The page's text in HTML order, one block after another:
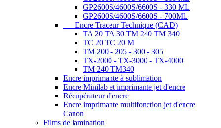
GP2600S/4600S/6600S - 330 ML
GP2600S/4600S/6600S - 700ML
Encre Traceur Technique (CAD)
TA 20 TA 30 TM 240 TM 340
TC 20 TC 20 M
TM 200 - 205 - 300 - 305
TX-2000 - TX-3000 - TX-4000
TM 240 TM340
Encre imprimante à sublimation
Encre Minilab et imprimante jet d'encre
Récupérateur d'encre
Encre imprimante multifonction jet d'encre
Canon
Films de lamination